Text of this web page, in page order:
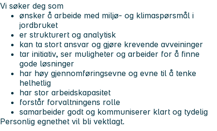
Vi søker deg som
ønsker å arbeide med miljø- og klimaspørsmål i
jordbruket
er strukturert og analytisk
kan ta stort ansvar og gjøre krevende avveininger
tar initiativ, ser muligheter og arbeider for å finne
gode løsninger
har høy gjennomføringsevne og evne til å tenke
helhetlig
har stor arbeidskapasitet
forstår forvaltningens rolle
samarbeider godt og kommuniserer klart og tydelig
Personlig egnethet vil bli vektlagt.